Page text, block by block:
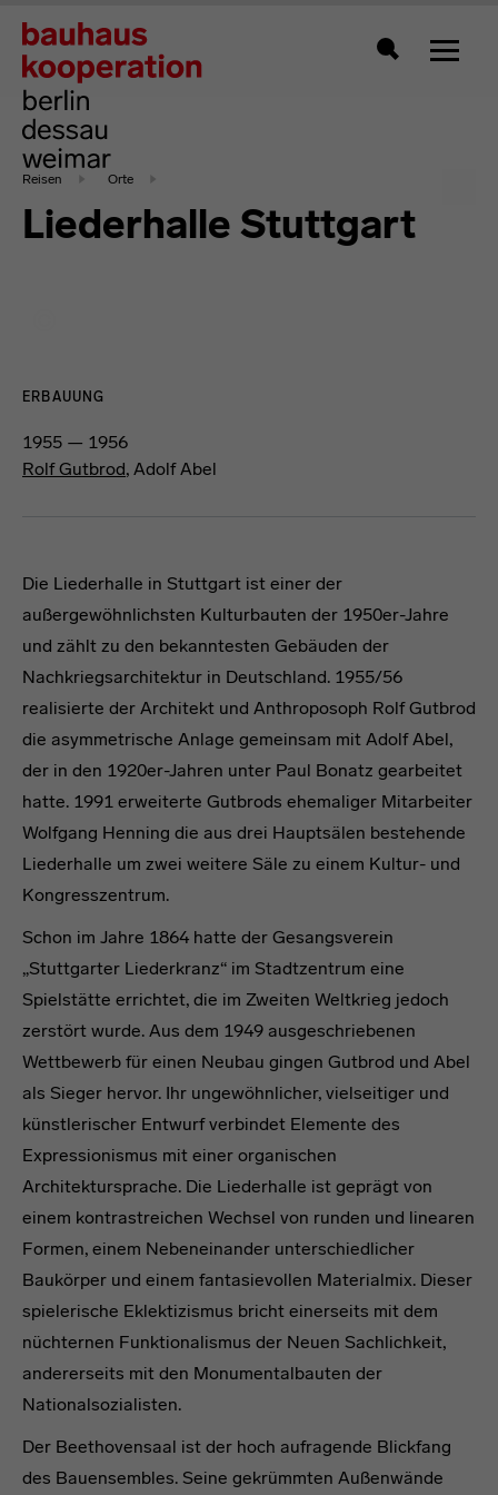
Zeigt
Reisen Orte
Liederhalle Stuttgart
ERBAUUNG
1955 — 1956
Rolf Gutbrod, Adolf Abel
Die Liederhalle in Stuttgart ist einer der
außergewöhnlichsten Kulturbauten der 1950er-Jahre
und zählt zu den bekanntesten Gebäuden der
Nachkriegsarchitektur in Deutschland. 1955/56
realisierte der Architekt und Anthroposoph Rolf Gutbrod
die asymmetrische Anlage gemeinsam mit Adolf Abel,
der in den 1920er-Jahren unter Paul Bonatz gearbeitet
hatte. 1991 erweiterte Gutbrods ehemaliger Mitarbeiter
Wolfgang Henning die aus drei Hauptsälen bestehende
Liederhalle um zwei weitere Säle zu einem Kultur- und
Kongresszentrum.
Schon im Jahre 1864 hatte der Gesangsverein
„Stuttgarter Liederkranz“ im Stadtzentrum eine
Spielstätte errichtet, die im Zweiten Weltkrieg jedoch
zerstört wurde. Aus dem 1949 ausgeschriebenen
Wettbewerb für einen Neubau gingen Gutbrod und Abel
als Sieger hervor. Ihr ungewöhnlicher, vielseitiger und
künstlerischer Entwurf verbindet Elemente des
Expressionismus mit einer organischen
Architektursprache. Die Liederhalle ist geprägt von
einem kontrastreichen Wechsel von runden und linearen
Formen, einem Nebeneinander unterschiedlicher
Baukörper und einem fantasievollen Materialmix. Dieser
spielerische Eklektizismus bricht einerseits mit dem
nüchternen Funktionalismus der Neuen Sachlichkeit,
andererseits mit den Monumentalbauten der
Nationalsozialisten.
Der Beethovensaal ist der hoch aufragende Blickfang
des Bauensembles. Seine gekrümmten Außenwände